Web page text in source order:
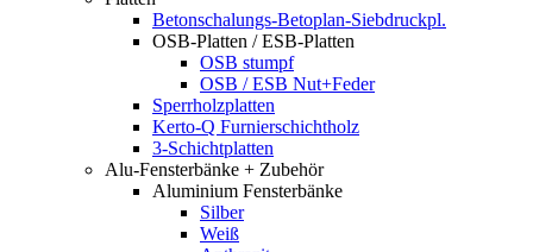
Betonschalungs-Betoplan-Siebdruckpl.
OSB-Platten / ESB-Platten
OSB stumpf
OSB / ESB Nut+Feder
Sperrholzplatten
Kerto-Q Furnierschichtholz
3-Schichtplatten
Alu-Fensterbänke + Zubehör
Aluminium Fensterbänke
Silber
Weiß